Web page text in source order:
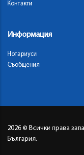
Контакти
Информация
Нотариуси
Съобщения
2026 © Всички права
България.